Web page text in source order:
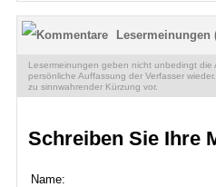
Lesermeinungen
Lesermeinungen geben nicht unbedingt
persönliche Auffassung der Verfasser
zu sinnwahrender Kürzung vor.
Schreiben Sie Ihre
Name: